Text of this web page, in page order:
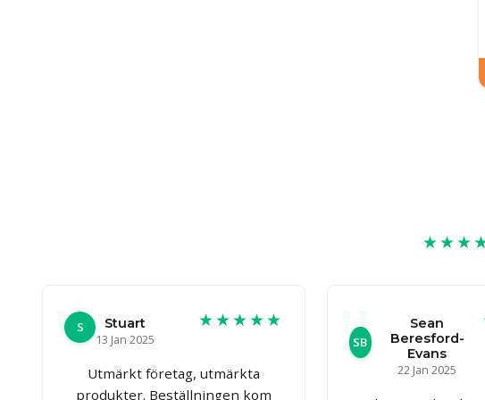
S
Stuart
13 Jan 2025
★★★★★
Utmärkt företag, utmärkta
produkter. Beställningen kom
SB
Sean
Beresford-
Evans
22 Jan 2025